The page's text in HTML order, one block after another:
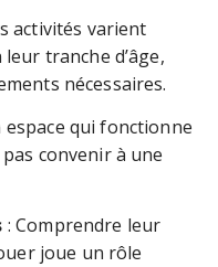
activités varient
tranche d’âge,
nécessaires.
espace qui fonctionne
convenir à une
: Comprendre leur
joue un rôle